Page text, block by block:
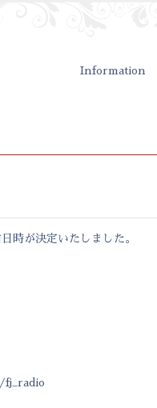
Information
時が決定いたしました。